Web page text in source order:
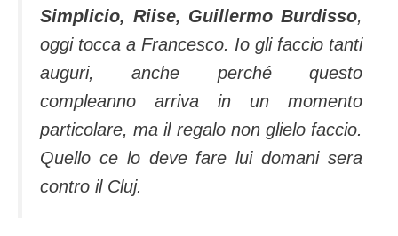
Simplicio, Riise, Guillermo Burdisso,
oggi tocca a Francesco. Io gli faccio tanti
auguri, anche perché questo
compleanno arriva in un momento
particolare, ma il regalo non glielo faccio.
Quello ce lo deve fare lui domani sera
contro il Cluj.